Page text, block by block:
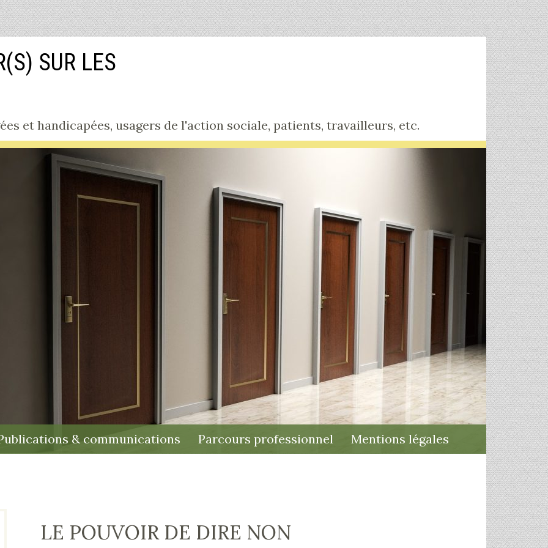
SUR LES
et handicapées, usagers de l'action sociale, patients, travailleurs, etc.
& communications Parcours professionnel Mentions légales
LE POUVOIR DE DIRE NON